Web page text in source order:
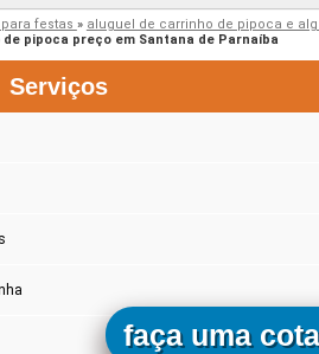
festas » aluguel de carrinho de pipoca e
pipoca preço em Santana de Parnaíba
Serviços
faça uma